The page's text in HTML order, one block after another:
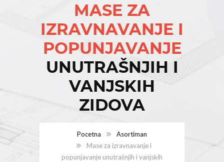
MASE ZA
IZRAVNAVANJE I
POPUNJAVANJE
UNUTRAŠNJIH I
VANJSKIH
ZIDOVA
Pocetna
Asortiman
Mase za izravnavanje i
popunjavanje unutrašnjih i vanjskih